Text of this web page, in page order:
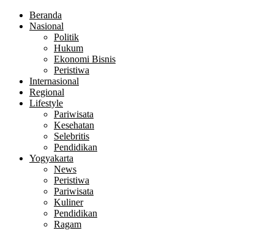
Beranda
Nasional
Politik
Hukum
Ekonomi Bisnis
Peristiwa
Internasional
Regional
Lifestyle
Pariwisata
Kesehatan
Selebritis
Pendidikan
Yogyakarta
News
Peristiwa
Pariwisata
Kuliner
Pendidikan
Ragam